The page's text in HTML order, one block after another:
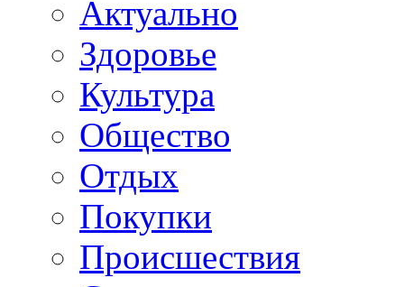
Актуально
Здоровье
Культура
Общество
Отдых
Покупки
Происшествия